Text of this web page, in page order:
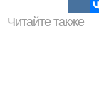
Читайте также